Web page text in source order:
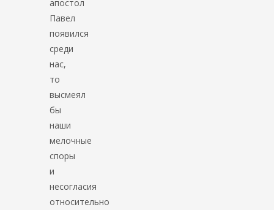
апостол
Павел
появился
среди
нас,
то
высмеял
бы
наши
мелочные
споры
и
несогласия
относительно